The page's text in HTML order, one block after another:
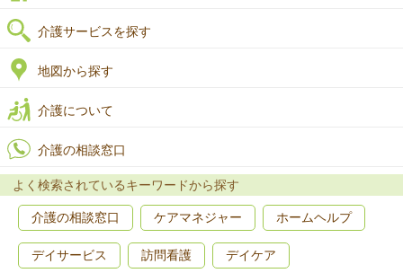
介護サービスを探す
地図から探す
介護について
介護の相談窓口
よく検索されているキーワードから探す
介護の相談窓口 ケアマネジャー ホームヘルプ
デイサービス 訪問看護 デイケア